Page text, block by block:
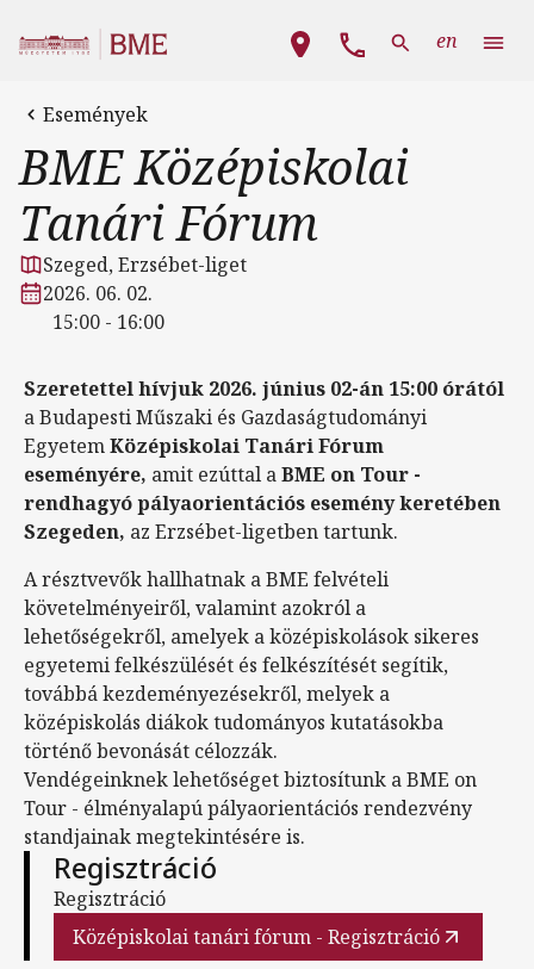
Fő navigáció
en
Események
BME Középiskolai
Tanári Fórum
Szeged, Erzsébet-liget
2026. 06. 02.
15:00 - 16:00
Szeretettel hívjuk 2026. június 02-án 15:00 órától
a Budapesti Műszaki és Gazdaságtudományi
EgyetemKözépiskolai Tanári Fórum
eseményére, amit ezúttal aBME on Tour -
rendhagyó pályaorientációs esemény keretében
Szegeden, az Erzsébet-ligetben tartunk.
A résztvevők hallhatnak a BME felvételi
követelményeiről, valamint azokról a
lehetőségekről, amelyek a középiskolások sikeres
egyetemi felkészülését és felkészítését segítik,
továbbá kezdeményezésekről, melyek a
középiskolás diákok tudományos kutatásokba
történő bevonását célozzák.
Vendégeinknek lehetőséget biztosítunk a BME on
Tour - élményalapú pályaorientációs rendezvény
standjainak megtekintésére is.
Regisztráció
Regisztráció
Középiskolai tanári fórum - Regisztráció